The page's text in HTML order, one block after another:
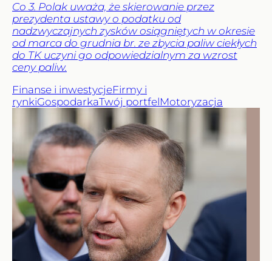
Co 3. Polak uważa, że skierowanie przez
prezydenta ustawy o podatku od
nadzwyczajnych zysków osiągniętych w okresie
od marca do grudnia br. ze zbycia paliw ciekłych
do TK uczyni go odpowiedzialnym za wzrost
ceny paliw.
Finanse i inwestycjeFirmy i
rynkiGospodarkaTwój portfelMotoryzacja